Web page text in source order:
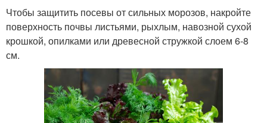
Чтобы защитить посевы от сильных морозов, накройте
поверхность почвы листьями, рыхлым, навозной сухой
крошкой, опилками или древесной стружкой слоем 6-8
см.